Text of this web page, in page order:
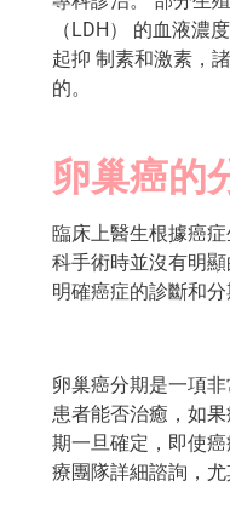
（LDH） 的血液濃
起抑 制素和激素，
的。
卵巢癌的
臨床上醫生根據癌
科手術時並沒有明
明確癌症的診斷和分
卵巢癌分期是一項
患者能否治癒，如
期一旦確定，即使
療團隊詳細諮詢，尤